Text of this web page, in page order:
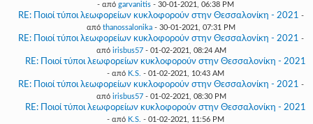
- από garvanitis - 30-01-2021, 06:38 PM
RE: Ποιοί τύποι λεωφορείων κυκλοφορούν στην Θεσσαλονίκη - 2021 -
από thanossalonika - 30-01-2021, 07:31 PM
RE: Ποιοί τύποι λεωφορείων κυκλοφορούν στην Θεσσαλονίκη - 2021 -
από irisbus57- 01-02-2021, 08:24 AM
RE: Ποιοί τύποι λεωφορείων κυκλοφορούν στην Θεσσαλονίκη - 2021
- από K.S. - 01-02-2021, 10:43 AM
RE: Ποιοί τύποι λεωφορείων κυκλοφορούν στην Θεσσαλονίκη - 2021 -
από irisbus57- 01-02-2021, 08:30 PM
RE: Ποιοί τύποι λεωφορείων κυκλοφορούν στην Θεσσαλονίκη - 2021
- από K.S. - 01-02-2021, 11:56 PM